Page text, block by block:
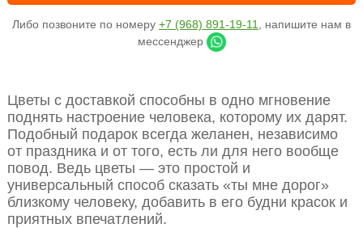
Либо позвоните по номеру +7 (968) 891-19-11
, напишите нам в
мессенджер
Цветы с доставкой способны в одно мгновение
поднять настроение человека, которому их дарят.
Подобный подарок всегда желанен, независимо
от праздника и от того, есть ли для него вообще
повод. Ведь цветы — это простой и
универсальный способ сказать «ты мне дорог»
близкому человеку, добавить в его будни красок и
приятных впечатлений.